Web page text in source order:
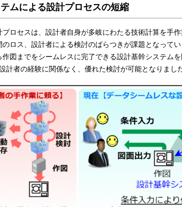
ムによる設計プロセスの短縮
ロセスは、設計者自身が多岐にわたる技術計算を手
ロス、設計者による検討のばらつきが課題となって
作図までをシームレスに完了できる設計基幹システム
計者の経験に関係なく、優れた検討が可能となりました